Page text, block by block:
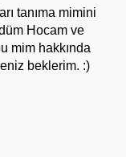
tanıma mimini
Hocam ve
mim hakkında
beklerim. :)